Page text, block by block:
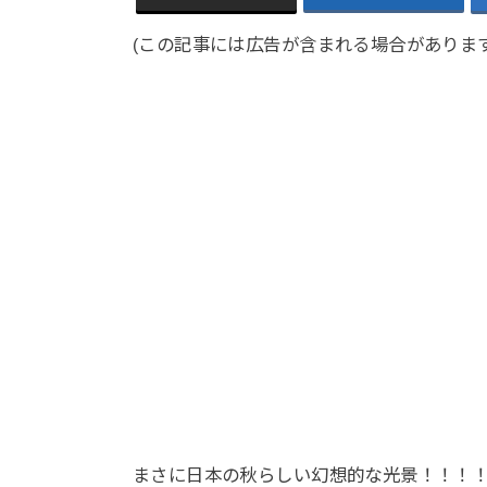
(この記事には広告が含まれる場合がありま
まさに日本の秋らしい幻想的な光景！！！